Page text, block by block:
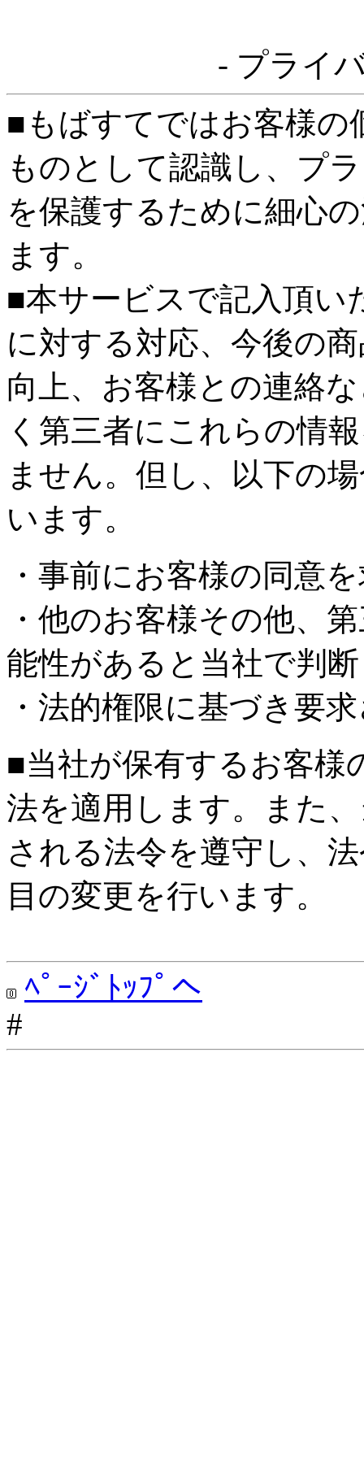
- プライ
■もばすてではお客様の
ものとして認識し、プ
を保護するために細心
ます。
■本サービスで記入頂い
に対する対応、今後の
向上、お客様との連絡
く第三者にこれらの情
ません。但し、以下の
います。
・事前にお客様の同意
・他のお客様その他、
能性があると当社で判
・法的権限に基づき要
■当社が保有するお客様
法を適用します。また
される法令を遵守し、
目の変更を行います。
ﾍﾟｰｼﾞﾄｯﾌﾟへ
#